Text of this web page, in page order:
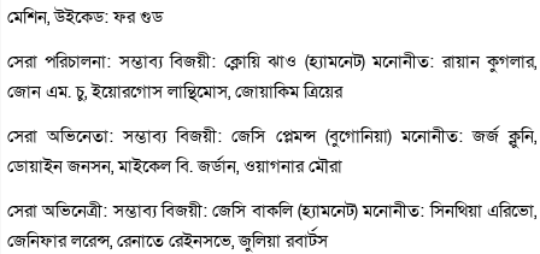
মেশিন, উইকেড: ফর গুড
সেরা পরিচালনা: সম্ভাব্য বিজয়ী: ক্লোয়ি ঝাও (হ্যামনেট) মনোনীত: রায়ান কুগলার,
জোন এম. চু, ইয়োরগোস লান্থিমোস, জোয়াকিম ত্রিয়ের
সেরা অভিনেতা: সম্ভাব্য বিজয়ী: জেসি প্লেমন্স (বুগোনিয়া) মনোনীত: জর্জ ক্লুনি,
ডোয়াইন জনসন, মাইকেল বি. জর্ডান, ওয়াগনার মৌরা
সেরা অভিনেত্রী: সম্ভাব্য বিজয়ী: জেসি বাকলি (হ্যামনেট) মনোনীত: সিনথিয়া এরিভো,
জেনিফার লরেন্স, রেনাতে রেইনসভে, জুলিয়া রবার্টস